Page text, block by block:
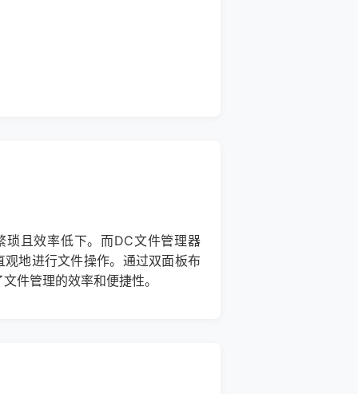
且效率低下。而DC文件管理器
地进行文件操作。通过双面板布
件管理的效率和便捷性。